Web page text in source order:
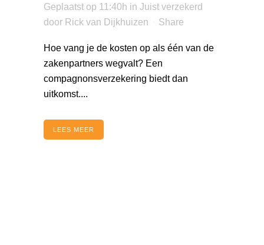
Geplaatst op 11:40h in Juist verzekerd
door Rick van Dijkhuizen Share
Hoe vang je de kosten op als één van de
zakenpartners wegvalt? Een
compagnonsverzekering biedt dan
uitkomst....
LEES MEER